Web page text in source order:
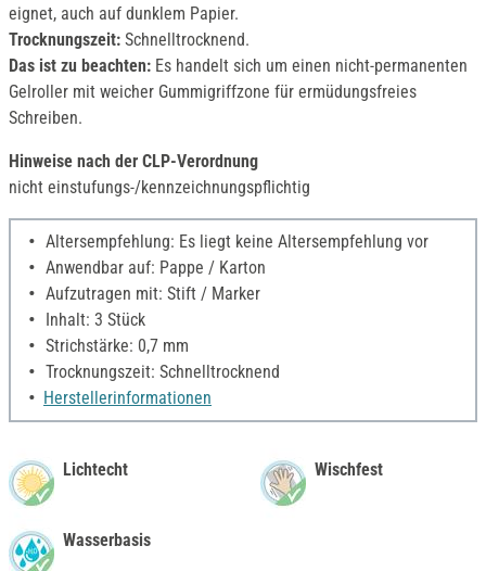
eignet, auch auf dunklem Papier.
Trocknungszeit: Schnelltrocknend.
Das ist zu beachten: Es handelt sich um einen nicht-permanenten
Gelroller mit weicher Gummigriffzone für ermüdungsfreies
Schreiben.
Hinweise nach der CLP-Verordnung
nicht einstufungs-/kennzeichnungspflichtig
Altersempfehlung: Es liegt keine Altersempfehlung vor
Anwendbar auf: Pappe / Karton
Aufzutragen mit: Stift / Marker
Inhalt: 3 Stück
Strichstärke: 0,7 mm
Trocknungszeit: Schnelltrocknend
Herstellerinformationen
Lichtecht
Wasserbasis
Wischfest